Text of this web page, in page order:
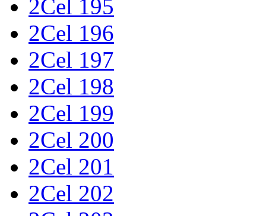
2Cel 195
2Cel 196
2Cel 197
2Cel 198
2Cel 199
2Cel 200
2Cel 201
2Cel 202